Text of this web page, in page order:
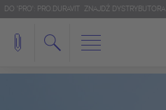
DO 'PRO': PRO.DURAVIT ZNAJDŹ DYSTRYBUTORA